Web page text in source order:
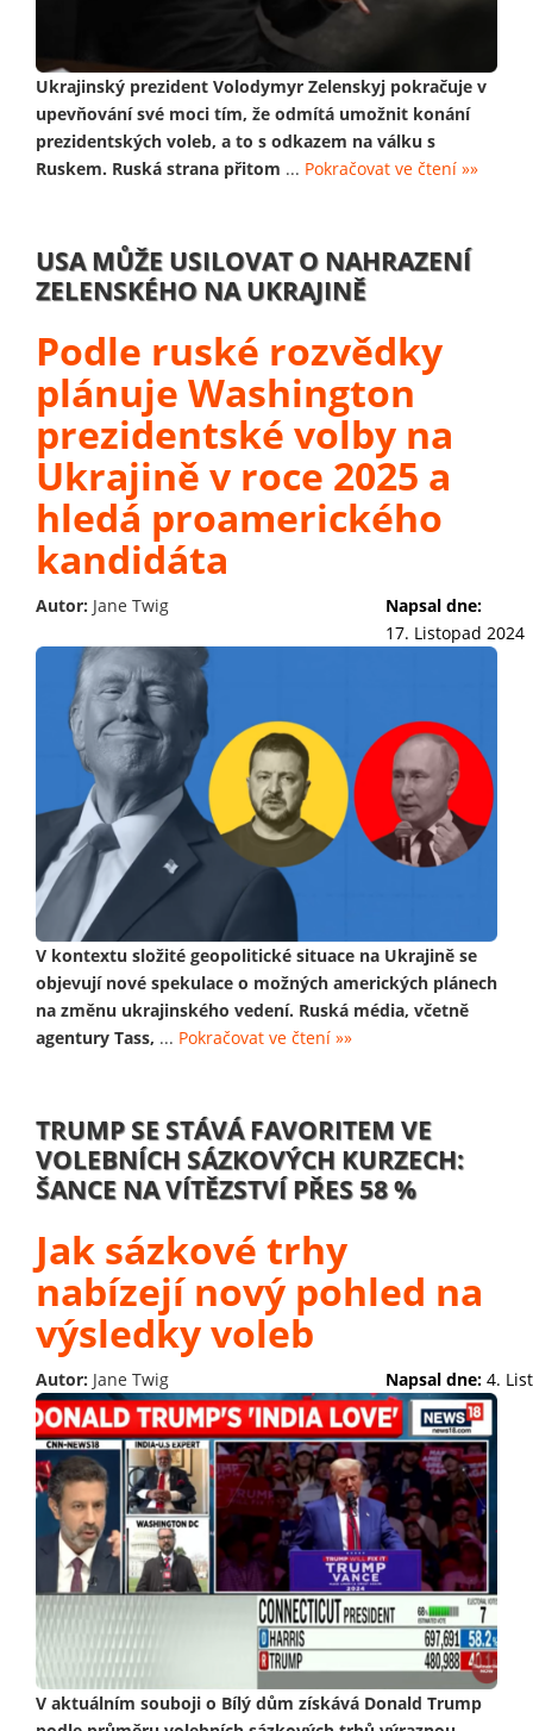
Ukrajinský prezident Volodymyr Zelenskyj pokračuje v
upevňování své moci tím, že odmítá umožnit konání
prezidentských voleb, a to s odkazem na válku s
Ruskem. Ruská strana přitom ... Pokračovat ve čtení »»
USA MŮŽE USILOVAT O NAHRAZENÍ
ZELENSKÉHO NA UKRAJINĚ
Podle ruské rozvědky
plánuje Washington
prezidentské volby na
Ukrajině v roce 2025 a
hledá proamerického
kandidáta
Autor: Jane Twig
Napsal dne:
17. Listopad 2024
V kontextu složité geopolitické situace na Ukrajině se
objevují nové spekulace o možných amerických plánech
na změnu ukrajinského vedení. Ruská média, včetně
agentury Tass, ... Pokračovat ve čtení »»
TRUMP SE STÁVÁ FAVORITEM VE
VOLEBNÍCH SÁZKOVÝCH KURZECH:
ŠANCE NA VÍTĚZSTVÍ PŘES 58 %
Jak sázkové trhy
nabízejí nový pohled na
výsledky voleb
Autor: Jane Twig Napsal dne: 4.
V aktuálním souboji o Bílý dům získává Donald Trump